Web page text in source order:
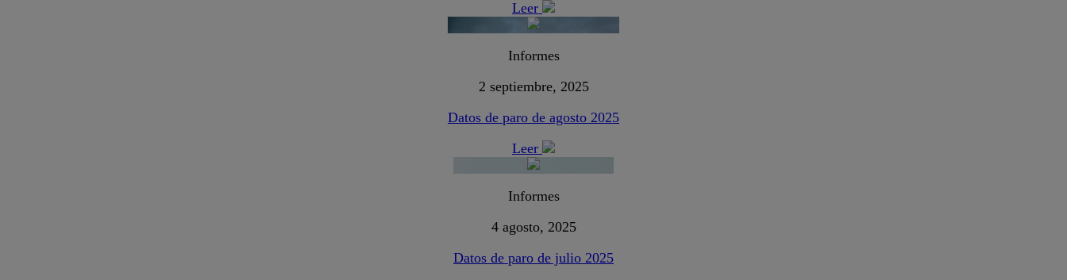
Leer
Informes
2 septiembre, 2025
Datos de paro de agosto 2025
Leer
Informes
4 agosto, 2025
Datos de paro de julio 2025